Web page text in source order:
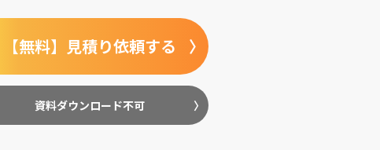
【無料】見積り依頼する
資料ダウンロード不可